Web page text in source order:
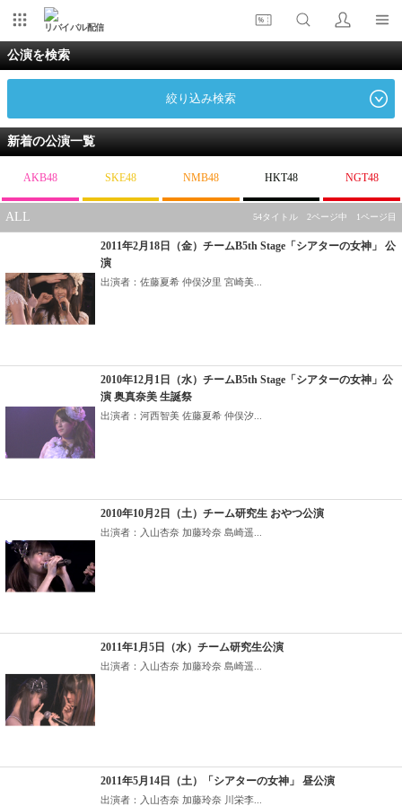
リバイバル配信
公演を検索
絞り込み検索
新着の公演一覧
AKB48 SKE48 NMB48 HKT48 NGT48
ALL 54タイトル 2ページ中 1ページ目
2011年2月18日（金）チームB5th Stage「シアターの女神」 公
演
出演者：佐藤夏希 仲俣汐里 宮崎美...
2010年12月1日（水）チームB5th Stage「シアターの女神」公
演 奥真奈美 生誕祭
出演者：河西智美 佐藤夏希 仲俣汐...
2010年10月2日（土）チーム研究生 おやつ公演
出演者：入山杏奈 加藤玲奈 島崎遥...
2011年1月5日（水）チーム研究生公演
出演者：入山杏奈 加藤玲奈 島崎遥...
2011年5月14日（土）「シアターの女神」 昼公演
出演者：入山杏奈 加藤玲奈 川栄李...